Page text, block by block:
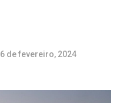
6 de fevereiro, 2024